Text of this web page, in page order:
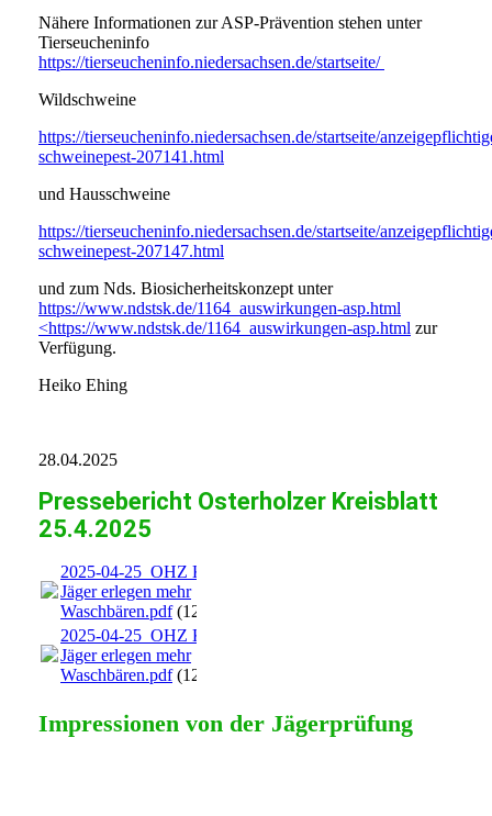
Nähere Informationen zur ASP-Prävention stehen unter
Tierseucheninfo
https://tierseucheninfo.niedersachsen.de/startseite/
Wildschweine
https://tierseucheninfo.niedersachsen.de/startseite/
schweinepest-207141.html
und Hausschweine
https://tierseucheninfo.niedersachsen.de/startseite/
schweinepest-207147.html
und zum Nds. Biosicherheitskonzept unter
https://www.ndstsk.de/1164_auswirkungen-asp.html
<https://www.ndstsk.de/1164_auswirkungen-asp.html zur
Verfügung.
Heiko Ehing
28.04.2025
Pressebericht Osterholzer Kreisblatt
25.4.2025
2025-04-25_OHZ KB
Jäger erlegen mehr
Waschbären.pdf(12.08MB)
2025-04-25_OHZ KB
Jäger erlegen mehr
Waschbären.pdf(12.08MB)
Impressionen von der Jägerprüfung